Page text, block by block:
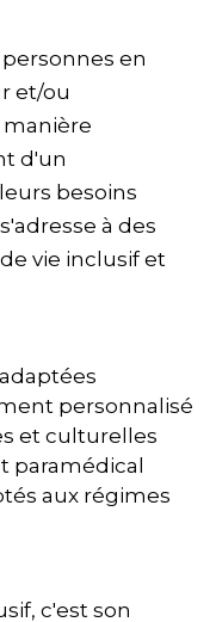
en
et/ou
d'un
besoins
à des
vie inclusif et
personnalisé
et culturelles
paramédical
aux régimes
c'est son